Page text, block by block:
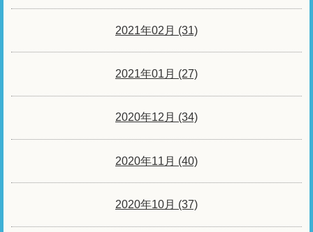
2021年02月 (31)
2021年01月 (27)
2020年12月 (34)
2020年11月 (40)
2020年10月 (37)